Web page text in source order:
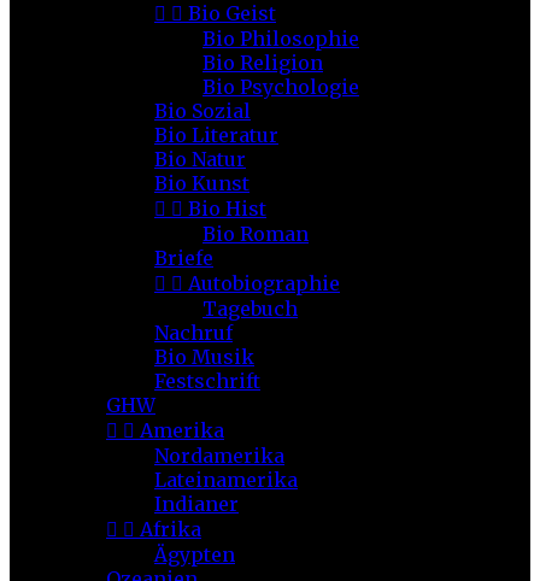
  Bio Geist
Bio Philosophie
Bio Religion
Bio Psychologie
Bio Sozial
Bio Literatur
Bio Natur
Bio Kunst
  Bio Hist
Bio Roman
Briefe
  Autobiographie
Tagebuch
Nachruf
Bio Musik
Festschrift
GHW
  Amerika
Nordamerika
Lateinamerika
Indianer
  Afrika
Ägypten